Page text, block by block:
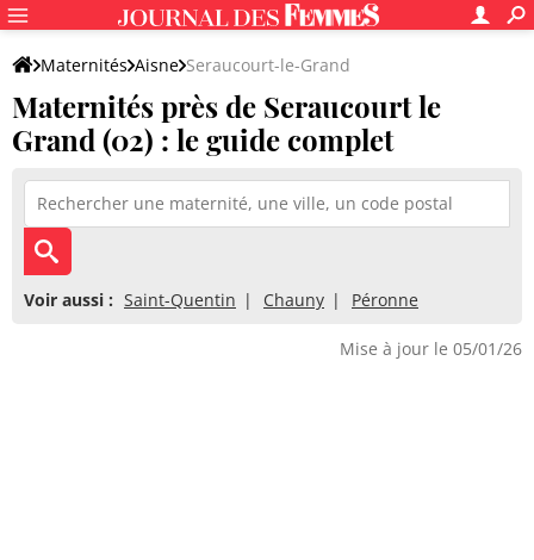
Maternités Aisne Seraucourt-le-Grand
Maternités près de Seraucourt le
Grand (02) : le guide complet
Voir aussi : Saint-Quentin Chauny Péronne
Mise à jour le 05/01/26